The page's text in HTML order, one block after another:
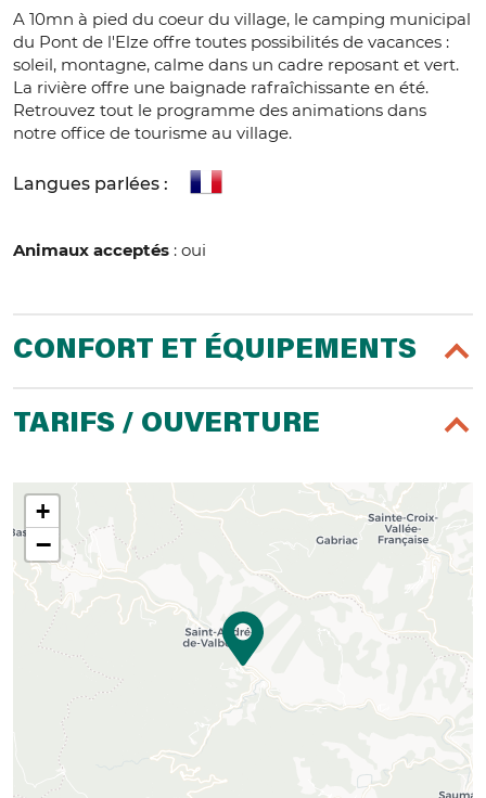
A 10mn à pied du coeur du village, le camping municipal
du Pont de l'Elze offre toutes possibilités de vacances :
soleil, montagne, calme dans un cadre reposant et vert.
La rivière offre une baignade rafraîchissante en été.
Retrouvez tout le programme des animations dans
notre office de tourisme au village.
Langues parlées :
Animaux acceptés : oui
CONFORT ET ÉQUIPEMENTS
TARIFS / OUVERTURE
+
−